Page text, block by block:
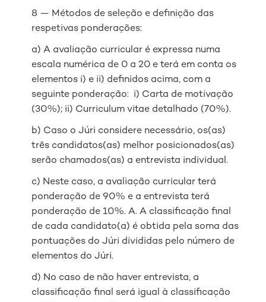
8 — Métodos de seleção e definição das
respetivas ponderações:
a) A avaliação curricular é expressa numa
escala numérica de 0 a 20 e terá em conta os
elementos i) e ii) definidos acima, com a
seguinte ponderação: i) Carta de motivação
(30%); ii) Curriculum vitae detalhado (70%).
b) Caso o Júri considere necessário, os(as)
três candidatos(as) melhor posicionados(as)
serão chamados(as) a entrevista individual.
c) Neste caso, a avaliação curricular terá
ponderação de 90% e a entrevista terá
ponderação de 10%. A. A classificação final
de cada candidato(a) é obtida pela soma das
pontuações do Júri divididas pelo número de
elementos do Júri.
d) No caso de não haver entrevista, a
classificação final será igual à classificação